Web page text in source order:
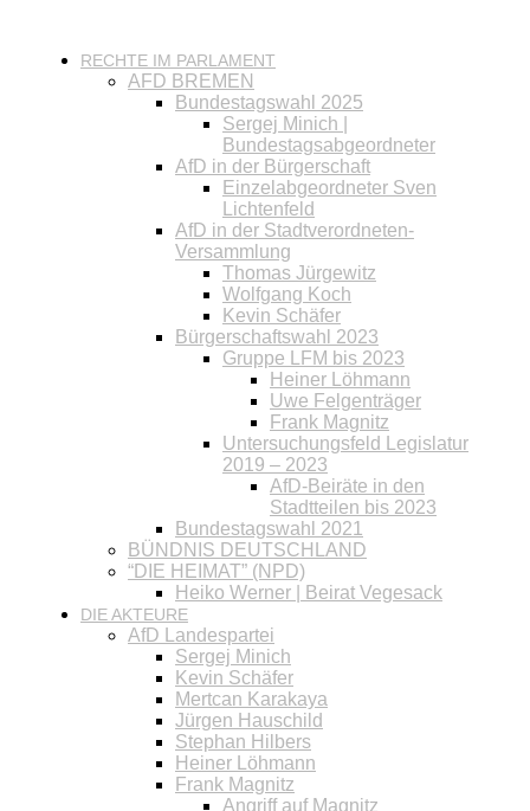
RECHTE IM PARLAMENT
AFD BREMEN
Bundestagswahl 2025
Sergej Minich |
Bundestagsabgeordneter
AfD in der Bürgerschaft
Einzelabgeordneter Sven
Lichtenfeld
AfD in der Stadtverordneten-
Versammlung
Thomas Jürgewitz
Wolfgang Koch
Kevin Schäfer
Bürgerschaftswahl 2023
Gruppe LFM bis 2023
Heiner Löhmann
Uwe Felgenträger
Frank Magnitz
Untersuchungsfeld Legislatur
2019 – 2023
AfD-Beiräte in den
Stadtteilen bis 2023
Bundestagswahl 2021
BÜNDNIS DEUTSCHLAND
“DIE HEIMAT” (NPD)
Heiko Werner | Beirat Vegesack
DIE AKTEURE
AfD Landespartei
Sergej Minich
Kevin Schäfer
Mertcan Karakaya
Jürgen Hauschild
Stephan Hilbers
Heiner Löhmann
Frank Magnitz
Angriff auf Magnitz